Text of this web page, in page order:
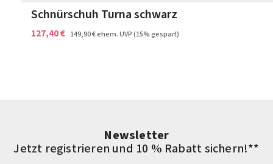
Schnürschuh Turna schwarz
127,40 € 149,90 €ehem. UVP(15% gespart)
Newsletter
Jetzt registrieren und 10 % Rabatt sichern!**